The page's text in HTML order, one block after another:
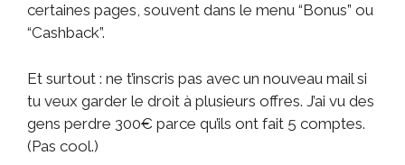
certaines pages, souvent dans le menu “Bonus” ou
“Cashback”.
Et surtout : ne t’inscris pas avec un nouveau mail si
tu veux garder le droit à plusieurs offres. J’ai vu des
gens perdre 300€ parce qu’ils ont fait 5 comptes.
(Pas cool.)